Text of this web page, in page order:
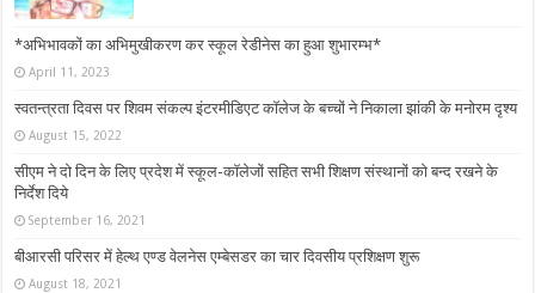
*अभिभावकों का अभिमुखीकरण कर स्कूल रेडीनेस का हुआ शुभारम्भ*
April 11, 2023
स्वतन्त्रता दिवस पर शिवम संकल्प इंटरमीडिएट कॉलेज के बच्चों ने निकाला झांकी के मनोरम दृश्य
August 15, 2022
सीएम ने दो दिन के लिए प्रदेश में स्कूल-कॉलेजों सहित सभी शिक्षण संस्थानों को बन्द रखने के
निर्देश दिये
September 16, 2021
बीआरसी परिसर में हेल्थ एण्ड वेलनेस एम्बेसडर का चार दिवसीय प्रशिक्षण शुरू
August 18, 2021